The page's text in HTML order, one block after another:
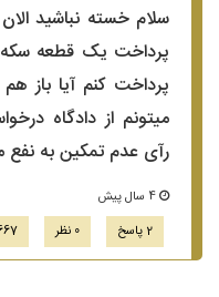
سلام خسته نباشید
پرداخت یک قطعه سکه
پرداخت کنم آیا باز
میتونم از دادگاه
رآی عدم تمکین به
2 پاسخ
0 نظر 667